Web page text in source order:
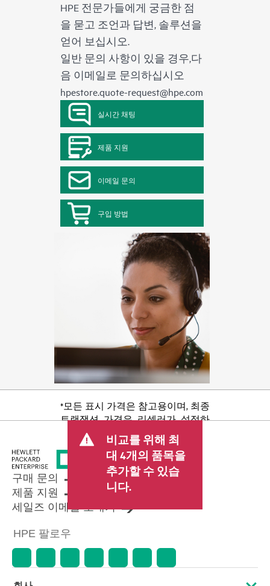
HPE 전문가들에게 궁금한 점
을 묻고 조언과 답변, 솔루션을
얻어 보십시오.
일반 문의 사항이 있을 경우,다
음 이메일로 문의하십시오
hpestore.quote-request@hpe.com
실시간 채팅
제품 지원
이메일 문의
구입 방법
*모든 표시 가격은 참고용이며, 최종
트랜잭션 가격은 리셀러가 설정하
며 판매세/VAT 및 배송 등 기타 수수
료가 포함될 수 있습니다. 리셀러가
설정한 트랜잭션 가격은 다른 리셀
러가 설정한 가격 및 표시 가격과 다
를 수 있습니다. 표시 가격에는 기간
한정 프로모션 혜택이 포함될 수 있
습니다. HPE는 시장 상황 변화, 제품
수명 종료, 광고 오류 등을 포함하되
이에 국한되지 않는 사유로 언제든
지 가격을 조정할 권리를 보유합니
비교를 위해 최
대 4개의 품목을
추가할 수 있습
니다.
구매 문의
제품 지원
세일즈 이메일 보내기
HPE 팔로우